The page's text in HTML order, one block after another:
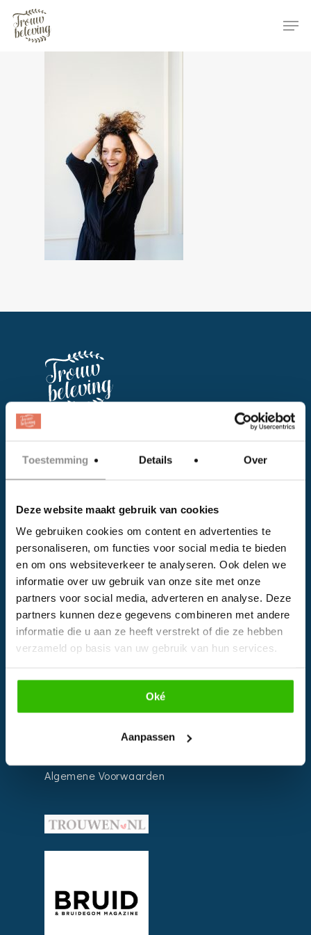
Toestemming Details Over
Deze website maakt gebruik van cookies
We gebruiken cookies om content en advertenties te
personaliseren, om functies voor social media te bieden
en om ons websiteverkeer te analyseren. Ook delen we
informatie over uw gebruik van onze site met onze
partners voor social media, adverteren en analyse. Deze
partners kunnen deze gegevens combineren met andere
informatie die u aan ze heeft verstrekt of die ze hebben
verzameld op basis van uw gebruik van hun services.
Oké
Aanpassen
Instagram
EVENTS
Bedrijven
Impressie
INFORMATIE
Algemene Voorwaarden